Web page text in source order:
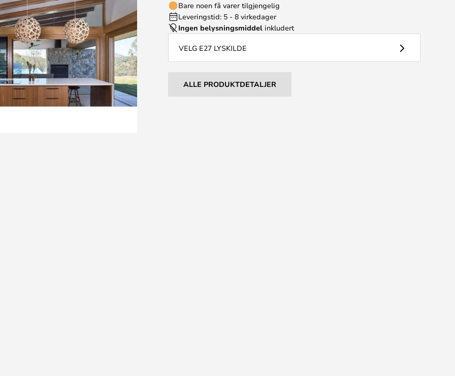
Bare noen få varer tilgjengelig
Leveringstid: 5 - 8 virkedager
Ingen belysningsmiddel inkludert
VELG E27 LYSKILDE
ALLE PRODUKTDETALJER